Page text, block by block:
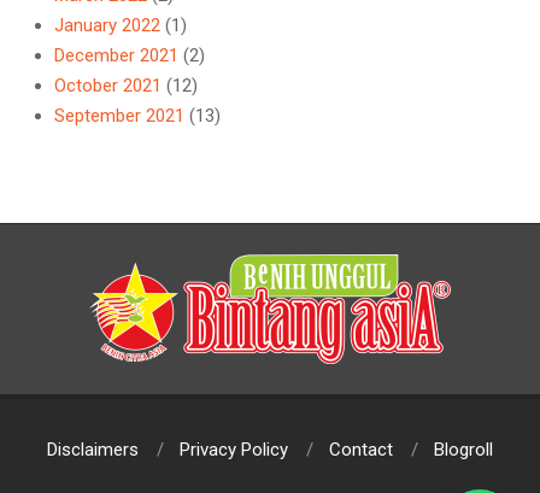
January 2022 (1)
December 2021 (2)
October 2021 (12)
September 2021 (13)
Disclaimers Privacy Policy Contact Blogroll